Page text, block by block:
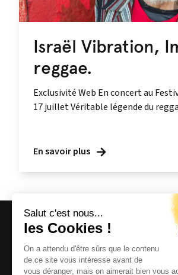
Israël Vibration,
reggae.
Exclusivité Web En concert au
17 juillet Véritable légende du
En savoir plus